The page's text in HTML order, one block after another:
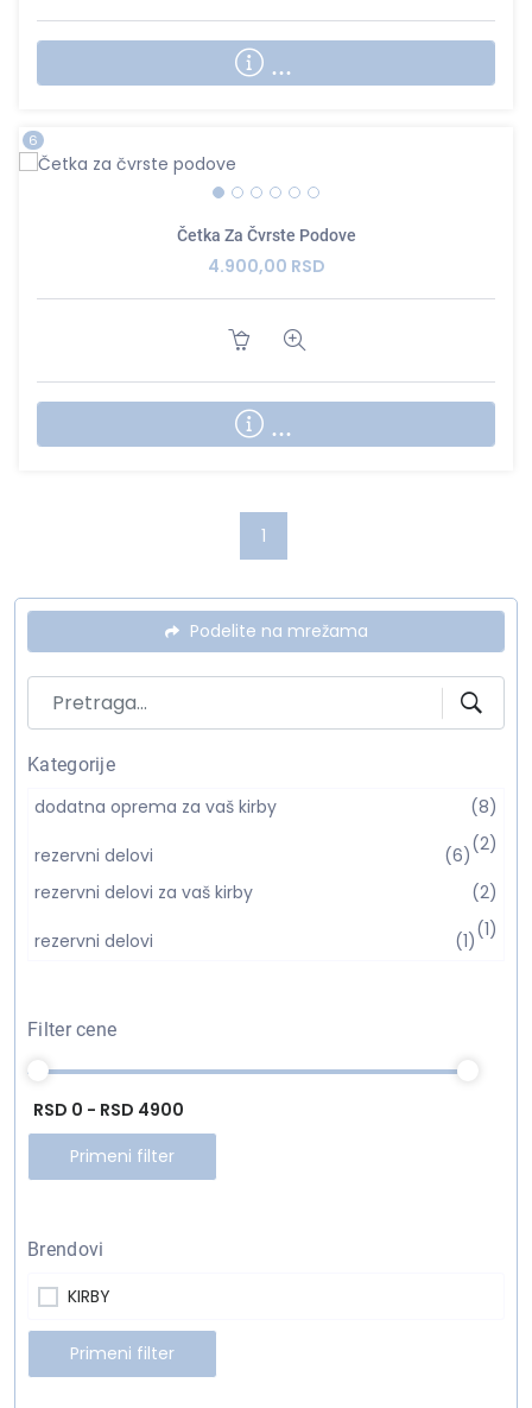
...
6
Četka Za Čvrste Podove
4.900,00 RSD
...
1
Podelite na mrežama
Kategorije
dodatna oprema za vaš kirby
(8)
(2)
rezervni delovi
(6)
rezervni delovi za vaš kirby
(2)
(1)
rezervni delovi (1)
Filter cene
RSD 0 - RSD 4900
Primeni filter
Brendovi
KIRBY
Primeni filter